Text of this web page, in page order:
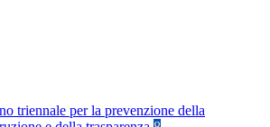
triennale per la prevenzione della